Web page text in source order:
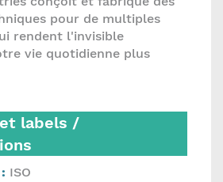
pour de multiples
rendent l'invisible
vie quotidienne plus
labels /
ISO